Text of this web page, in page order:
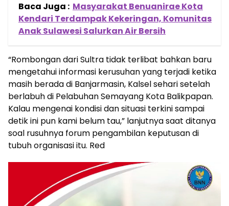
Baca Juga : Masyarakat Benuanirae Kota
Kendari Terdampak Kekeringan, Komunitas
Anak Sulawesi Salurkan Air Bersih
“Rombongan dari Sultra tidak terlibat bahkan baru
mengetahui informasi kerusuhan yang terjadi ketika
masih berada di Banjarmasin, Kalsel sehari setelah
berlabuh di Pelabuhan Semayang Kota Balikpapan.
Kalau mengenai kondisi dan situasi terkini sampai
detik ini pun kami belum tau,” lanjutnya saat ditanya
soal rusuhnya forum pengambilan keputusan di
tubuh organisasi itu. Red